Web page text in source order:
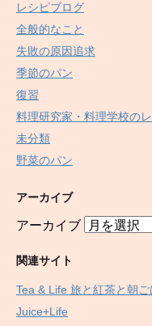
レシピブログ
全般的なこと
失敗の原因追求
季節のパン
復習
料理研究家・料理学校の
未分類
野菜のパン
アーカイブ
アーカイブ
関連サイト
Tea & Life 旅と紅茶と朝ご
Juice+Life